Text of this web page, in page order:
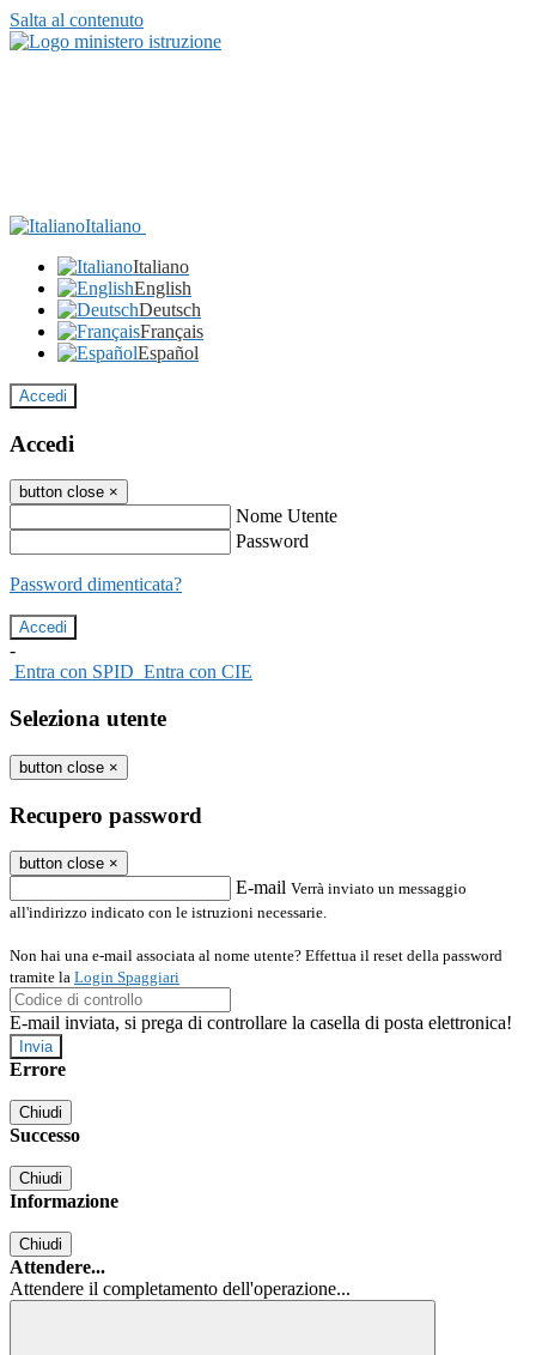
Salta al contenuto
Italiano
Italiano
English
Deutsch
Français
Español
Accedi
Accedi
button close ×
Nome Utente
Password
Password dimenticata?
-
Entra con SPID Entra con CIE
Seleziona utente
button close ×
Recupero password
button close ×
E-mail Verrà inviato un messaggio
all'indirizzo indicato con le istruzioni necessarie.
Non hai una e-mail associata al nome utente? Effettua il reset della password
tramite la Login Spaggiari
E-mail inviata, si prega di controllare la casella di posta elettronica!
Errore
Chiudi
Successo
Chiudi
Informazione
Chiudi
Attendere...
Attendere il completamento dell'operazione...